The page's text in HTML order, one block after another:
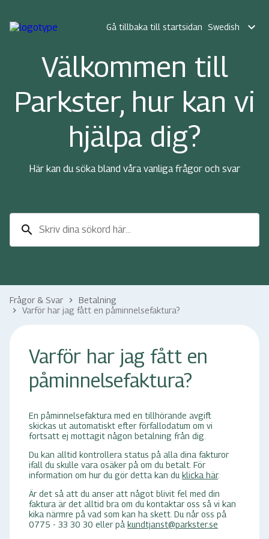
Gå tillbaka till startsidan Swedish expand_more
Välkommen till
Parkster, hur kan vi
hjälpa dig?
Här kan du söka bland våra vanliga frågor och svar
search
Frågor & Svar keyboard_arrow_right Betalning
keyboard_arrow_right Varför har jag fått en påminnelsefaktura?
Varför har jag fått en
påminnelsefaktura?
En påminnelsefaktura med en tillhörande avgift
skickas ut automatiskt efter förfallodatum om vi
fortsatt ej mottagit någon betalning från dig.
Du kan alltid kontrollera status på alla dina fakturor
ifall du skulle vara osäker på om du betalt. För
information om hur du gör detta kan du klicka här.
Är det så att du anser att något blivit fel med din
faktura är det alltid bra om du kontaktar oss så vi kan
kika närmre på vad som kan ha skett. Du når oss på
0775 - 33 30 30 eller på kundtjanst@parkster.se